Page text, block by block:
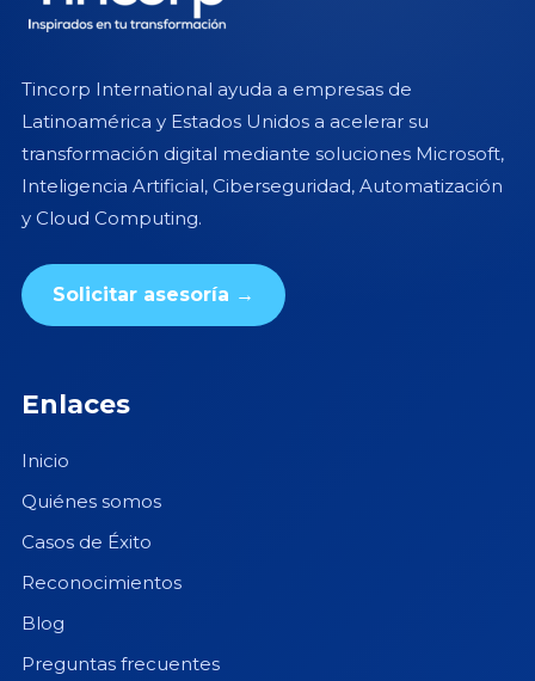
Tincorp International ayuda a empresas de
Latinoamérica y Estados Unidos a acelerar su
transformación digital mediante soluciones Microsoft,
Inteligencia Artificial, Ciberseguridad, Automatización
y Cloud Computing.
Solicitar asesoría →
Enlaces
Inicio
Quiénes somos
Casos de Éxito
Reconocimientos
Blog
Preguntas frecuentes